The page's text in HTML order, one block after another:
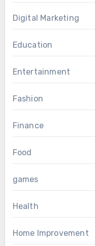
Digital Marketing
Education
Entertainment
Fashion
Finance
Food
games
Health
Home Improvement